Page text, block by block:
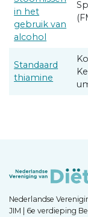
in het
gebruik van
alcohol
Standaard
thiamine
Nederlandse
JIM | 6e verdieping